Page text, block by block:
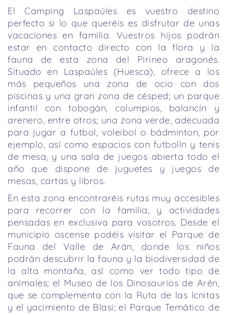
El Camping Laspaúles es vuestro destino
perfecto si lo que queréis es disfrutar de unas
vacaciones en familia. Vuestros hijos podrán
estar en contacto directo con la flora y la
fauna de esta zona del Pirineo aragonés.
Situado en Laspaúles (Huesca), ofrece a los
más pequeños una zona de ocio con dos
piscinas y una gran zona de césped; un parque
infantil con tobogán, columpios, balancín y
arenero, entre otros; una zona verde, adecuada
para jugar a futbol, voleibol o bádminton, por
ejemplo, así como espacios con futbolín y tenis
de mesa, y una sala de juegos abierta todo el
año que dispone de juguetes y juegos de
mesas, cartas y libros.
En esta zona encontraréis rutas muy accesibles
para recorrer con la familia, y actividades
pensadas en exclusiva para vosotros. Desde el
municipio oscense podéis visitar el Parque de
Fauna del Valle de Arán, donde los niños
podrán descubrir la fauna y la biodiversidad de
la alta montaña, así como ver todo tipo de
animales; el Museo de los Dinosaurios de Arén,
que se complementa con la Ruta de las Icnitas
y el yacimiento de Blasi; el Parque Temático de